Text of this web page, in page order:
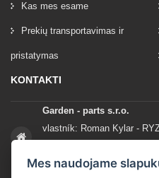
Kas mes esame
Prekių transportavimas ir
pristatymas
KONTAKTI
Garden - parts s.r.o.
vlastník: Roman Kylar -
56935 Mladějov na Moravě
Mes naudojame